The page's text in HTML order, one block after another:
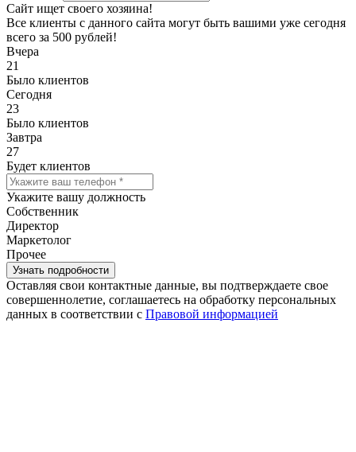
Сайт ищет своего хозяина!
Все клиенты с данного сайта могут быть вашими уже сегодня
всего за 500 рублей!
Вчера
21
Было клиентов
Сегодня
23
Было клиентов
Завтра
27
Будет клиентов
Укажите вашу должность
Собственник
Директор
Маркетолог
Прочее
Оставляя свои контактные данные, вы подтверждаете свое
совершеннолетие, соглашаетесь на обработку персональных
данных в соответствии с Правовой информацией